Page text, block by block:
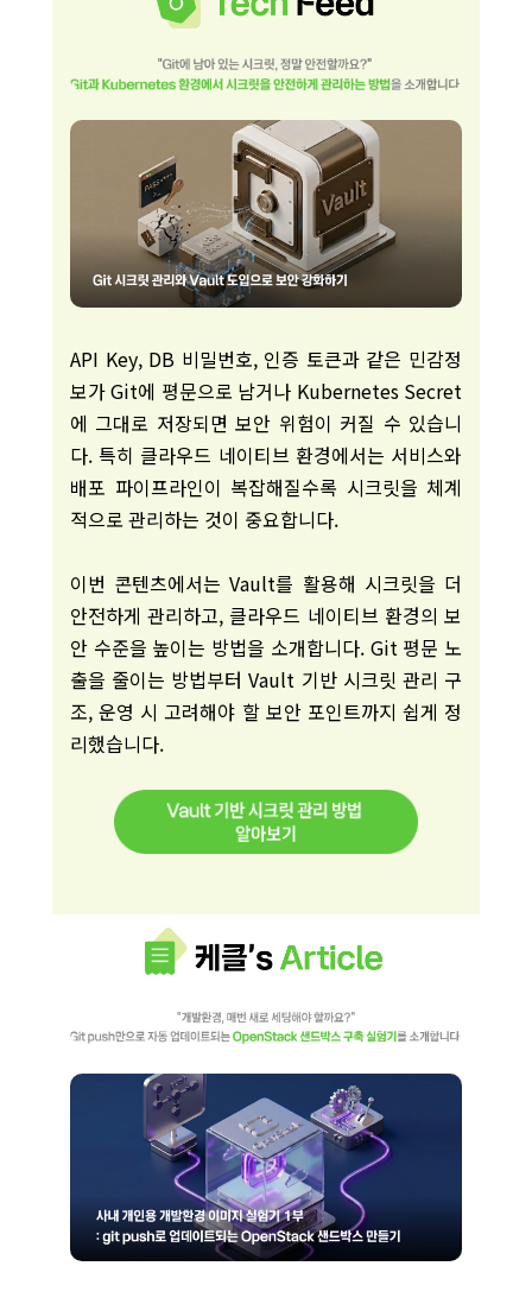
API Key, DB 비밀번호, 인증 토큰과 같은 민감정
보가 Git에 평문으로 남거나 Kubernetes Secret
에 그대로 저장되면 보안 위험이 커질 수 있습니
다. 특히 클라우드 네이티브 환경에서는 서비스와
배포 파이프라인이 복잡해질수록 시크릿을 체계
적으로 관리하는 것이 중요합니다.
이번 콘텐츠에서는 Vault를 활용해 시크릿을 더
안전하게 관리하고, 클라우드 네이티브 환경의 보
안 수준을 높이는 방법을 소개합니다. Git 평문 노
출을 줄이는 방법부터 Vault 기반 시크릿 관리 구
조, 운영 시 고려해야 할 보안 포인트까지 쉽게 정
리했습니다.